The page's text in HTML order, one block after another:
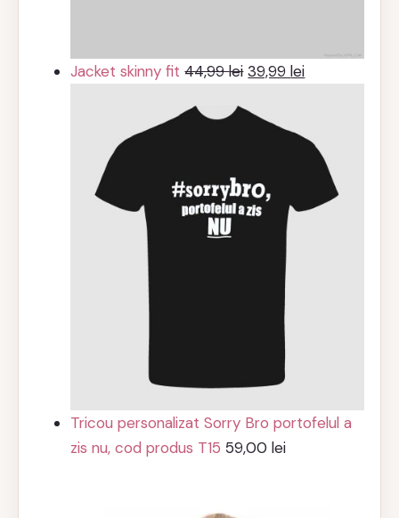
Jacket skinny fit 44,99lei Prețul
a
39,99leiPrețul
39,99 lei.
Tricou personalizat Sorry Bro portofelul a
zis nu, cod produs T15 59,00lei